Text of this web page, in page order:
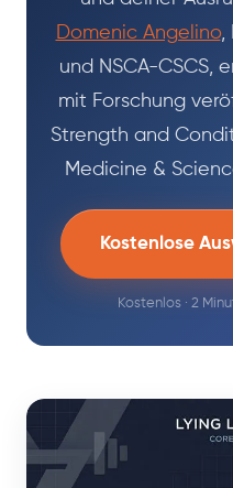
Domenic Angelino,
und NSCA-CSCS,
mit Forschung
Strength and
Medicine &
Kostenlose
Kostenlos · 2